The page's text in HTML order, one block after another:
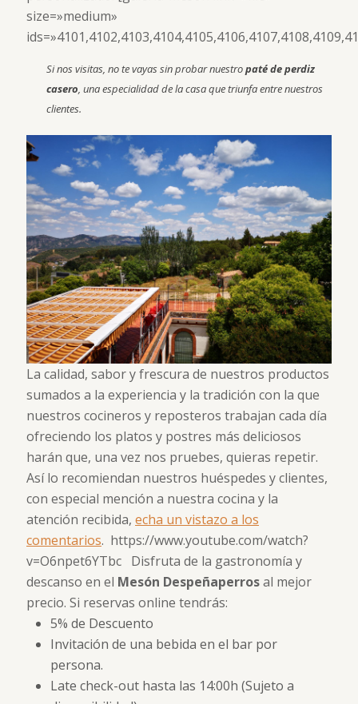
size=»medium»
Si nos visitas, no te vayas sin probar nuestropaté de perdiz
casero, una especialidad de la casa que triunfa entre nuestros
clientes.
La calidad, sabor y frescura de nuestros productos
sumados a la experiencia y la tradición con la que
nuestros cocineros y reposteros trabajan cada día
ofreciendo los platos y postres más deliciosos
harán que, una vez nos pruebes, quieras repetir.
Así lo recomiendan nuestros huéspedes y clientes,
con especial mención a nuestra cocina y la
atención recibida, echa un vistazo a los
comentarios. https://www.youtube.com/watch?
v=O6npet6YTbc Disfruta de la gastronomía y
descanso en el Mesón Despeñaperrosal mejor
precio. Si reservas online tendrás:
5% de Descuento
Invitación de una bebida en el bar por
persona.
Late check-out hasta las 14:00h (Sujeto a